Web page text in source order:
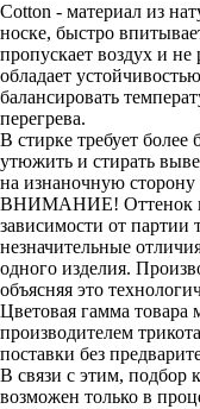
Cotton - материал из
носке, быстро
пропускает воздух и
обладает
балансировать
В стирке требует
утюжить и стирать
на изнаночную сторону
ВНИМАНИЕ! Оттенок
зависимости от партии
незначительные
одного изделия.
объясняя это
Цветовая гамма товара
производителем
поставки без
В связи с этим, подбор
возможен только в